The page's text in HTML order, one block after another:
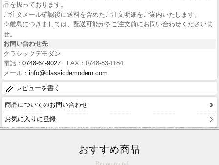
品を扱っております。
ご注文メール確認後に送料を含めたご注文明細をご案内いたします。
※離島につきましては、配送可能かをご注文前にお問い合わせくださいま
せ。
お問い合わせ先
クラシックデモダン
電話： 0748-64-9027 FAX：0748-83-1184
メール： info@classicdemodern.com
レビューを書く
商品についてのお問い合わせ
お気に入りに登録
おすすめ商品
Recommend